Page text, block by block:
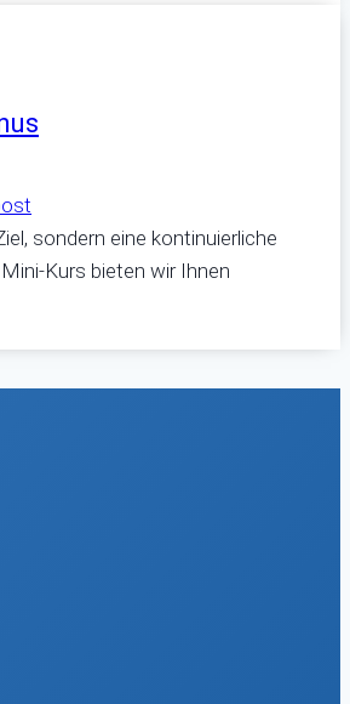
sondern eine kontinuierliche
Kurs bieten wir Ihnen